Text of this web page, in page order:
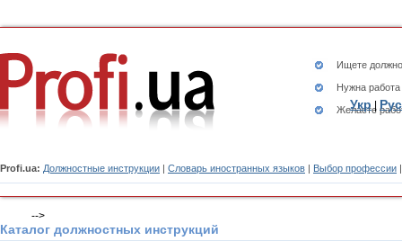
Ищете
Нужна
Желаете
Profi.ua: Должностные инструкции | Словарь иностранных языков | Выбор профессии
Укр| Рус
-->
Каталог должностных инструкций